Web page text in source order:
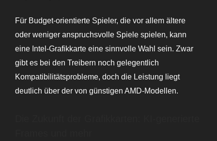
Für Budget-orientierte Spieler, die vor allem ältere
oder weniger anspruchsvolle Spiele spielen, kann
eine Intel-Grafikkarte eine sinnvolle Wahl sein. Zwar
gibt es bei den Treibern noch gelegentlich
Kompatibilitätsprobleme, doch die Leistung liegt
deutlich über der von günstigen AMD-Modellen.